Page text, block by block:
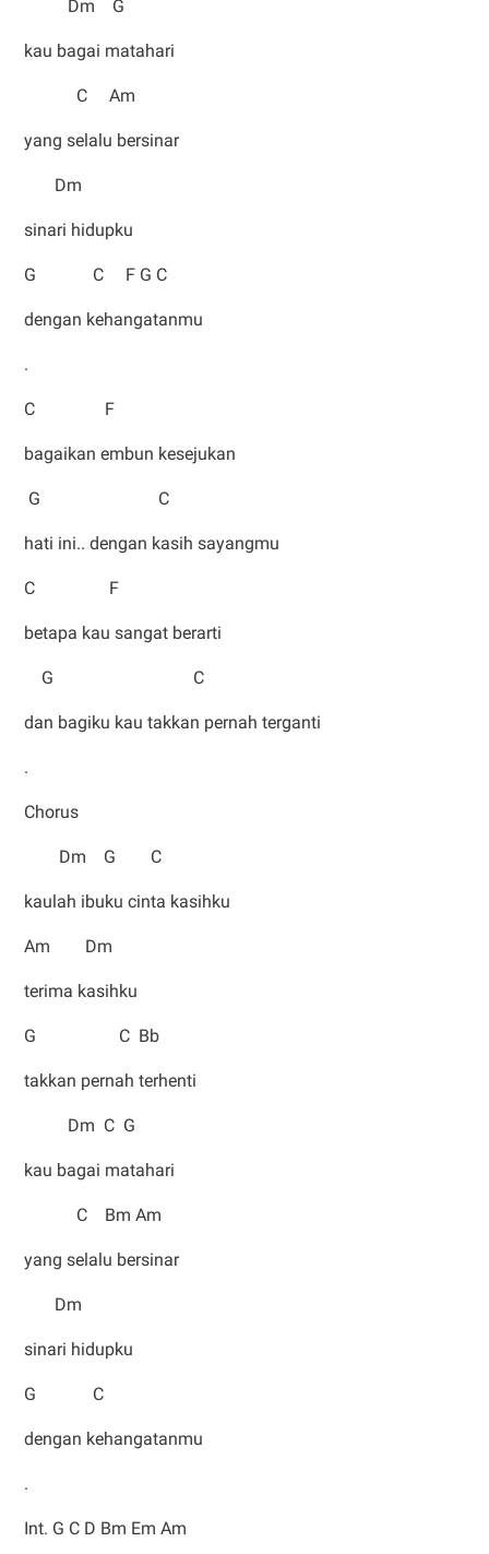
Dm G
kau bagai matahari
C Am
yang selalu bersinar
Dm
sinari hidupku
G C F G C
dengan kehangatanmu
.
C F
bagaikan embun kesejukan
G C
hati ini.. dengan kasih sayangmu
C F
betapa kau sangat berarti
G C
dan bagiku kau takkan pernah terganti
.
Chorus
Dm G C
kaulah ibuku cinta kasihku
Am Dm
terima kasihku
G C Bb
takkan pernah terhenti
Dm C G
kau bagai matahari
C Bm Am
yang selalu bersinar
Dm
sinari hidupku
G C
dengan kehangatanmu
.
Int. G C D Bm Em Am